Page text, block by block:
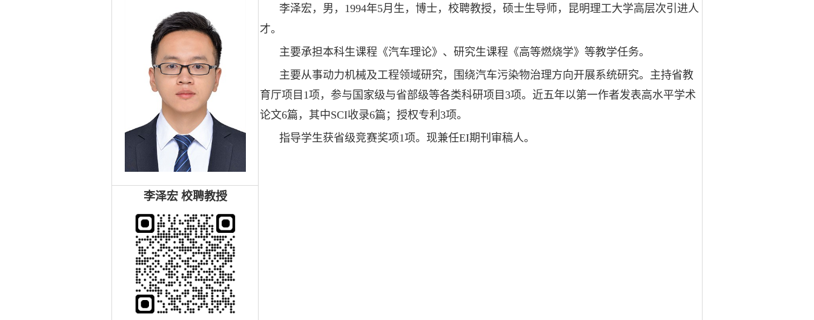
李泽宏，男，1994年5月生，博士，校聘教授，硕士生导师，昆明理工大学高层次引进人
才。
主要承担本科生课程《汽车理论》、研究生课程《高等燃烧学》等教学任务。
主要从事动力机械及工程领域研究，围绕汽车污染物治理方向开展系统研究。主持省教
育厅项目1项，参与国家级与省部级等各类科研项目3项。近五年以第一作者发表高水平学术
论文6篇，其中SCI收录6篇；授权专利3项。
指导学生获省级竞赛奖项1项。现兼任EI期刊审稿人。
李泽宏 校聘教授